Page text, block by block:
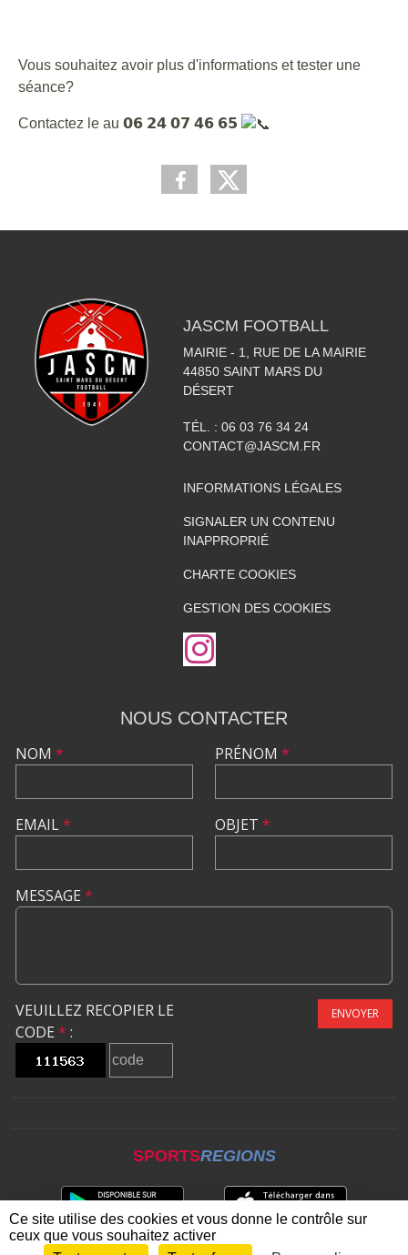
Vous souhaitez avoir plus d'informations et tester une
séance?
Contactez le au 𝟬𝟲 𝟮𝟰 𝟬𝟳 𝟰𝟲 𝟲𝟱
JASCM FOOTBALL
MAIRIE - 1, RUE DE LA MAIRIE
44850 SAINT MARS DU
DÉSERT
TÉL. : 06 03 76 34 24
CONTACT@JASCM.FR
INFORMATIONS LÉGALES
SIGNALER UN CONTENU
INAPPROPRIÉ
CHARTE COOKIES
GESTION DES COOKIES
NOUS CONTACTER
NOM *
EMAIL*
PRÉNOM *
OBJET *
MESSAGE *
VEUILLEZ RECOPIER LE
CODE * :
ENVOYER
SPORTSREGIONS
Ce site utilise des cookies et vous donne le contrôle sur
ceux que vous souhaitez activer